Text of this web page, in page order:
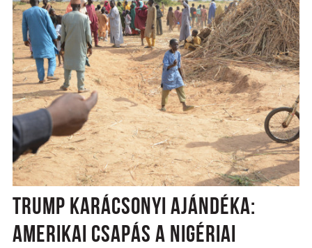
TRUMP KARÁCSONYI AJÁNDÉKA:
AMERIKAI CSAPÁS A NIGÉRIAI